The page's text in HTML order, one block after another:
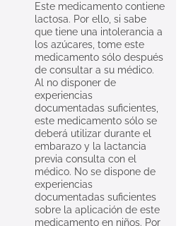
Este medicamento contiene
lactosa. Por ello, si sabe
que tiene una intolerancia a
los azúcares, tome este
medicamento sólo después
de consultar a su médico.
Al no disponer de
experiencias
documentadas suficientes,
este medicamento sólo se
deberá utilizar durante el
embarazo y la lactancia
previa consulta con el
médico. No se dispone de
experiencias
documentadas suficientes
sobre la aplicación de este
medicamento en niños. Por